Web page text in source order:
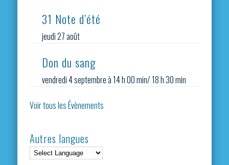
31 Note d’été
jeudi 27 août
Don du sang
vendredi 4 septembre à 14 h 00 min/18 h 30 min
Voir tous les Évènements
Autres langues